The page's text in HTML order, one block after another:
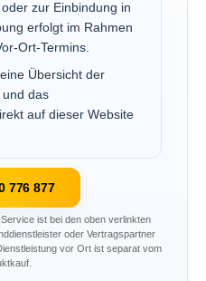
zur Einbindung in
erfolgt im Rahmen
Ort-Termins.
Übersicht der
und das
auf dieser Website
776 877
ist bei den oben verlinkten
oder Vertragspartner
vor Ort ist separat vom